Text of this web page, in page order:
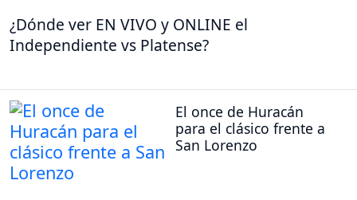
¿Dónde ver EN VIVO y ONLINE el
Independiente vs Platense?
El once de Huracán
para el clásico frente a
San Lorenzo